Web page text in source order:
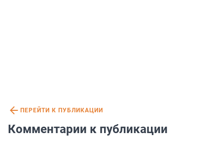
ПЕРЕЙТИ К ПУБЛИКАЦИИ
Комментарии к публикации